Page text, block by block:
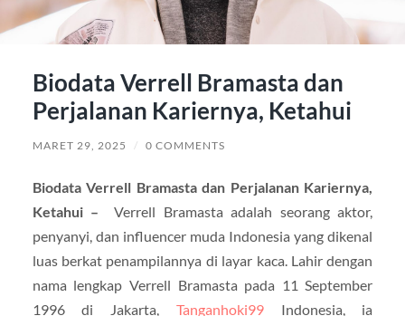
Biodata Verrell Bramasta dan
Perjalanan Kariernya, Ketahui
MARET 29, 2025 / 0 COMMENTS
Biodata Verrell Bramasta dan Perjalanan Kariernya,
Ketahui –Verrell Bramasta adalah seorang aktor,
penyanyi, dan influencer muda Indonesia yang dikenal
luas berkat penampilannya di layar kaca. Lahir dengan
nama lengkap Verrell Bramasta pada 11 September
1996 di Jakarta, Tanganhoki99Indonesia, ia